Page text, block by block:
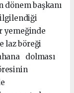
başkanı
yemeğinde
laz böreği
dolması